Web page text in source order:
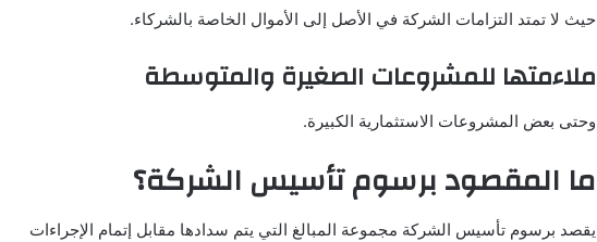
حيث لا تمتد التزامات الشركة في الأصل إلى الأموال الخاصة بالشركاء.
ملاءمتها للمشروعات الصغيرة والمتوسطة
وحتى بعض المشروعات الاستثمارية الكبيرة.
ما المقصود برسوم تأسيس الشركة؟
يقصد برسوم تأسيس الشركة مجموعة المبالغ التي يتم سدادها مقابل إتمام الإجراءات